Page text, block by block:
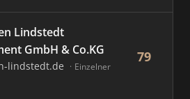
Lindstedt
GmbH & Co.KG
lindstedt.de
Einzelner
79